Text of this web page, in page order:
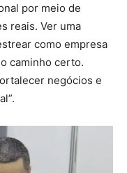
por meio de
reais. Ver uma
como empresa
caminho certo.
negócios e